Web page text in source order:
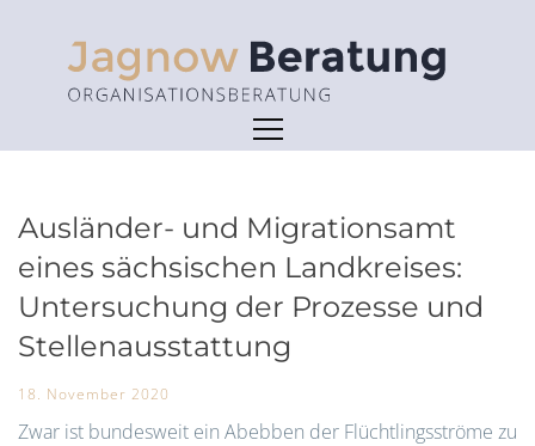
content
Ausländer- und Migrationsamt
eines sächsischen Landkreises:
Untersuchung der Prozesse und
Stellenausstattung
18. November 2020
Zwar ist bundesweit ein Abebben der Flüchtlingsströme zu